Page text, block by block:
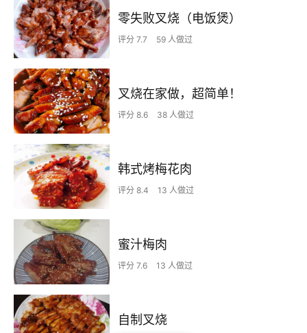
零失败叉烧（电饭煲）
评分 7.7 59 人做过
叉烧在家做，超简单！
评分 8.6 38 人做过
韩式烤梅花肉
评分 8.4 13 人做过
蜜汁梅肉
评分 7.6 13 人做过
自制叉烧